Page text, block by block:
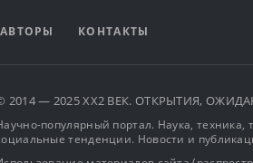
КОНТАКТЫ
2014 — 2025 XX2 ВЕК. ОТКРЫТИЯ,
популярный портал. Наука, техника,
тенденции. Новости и